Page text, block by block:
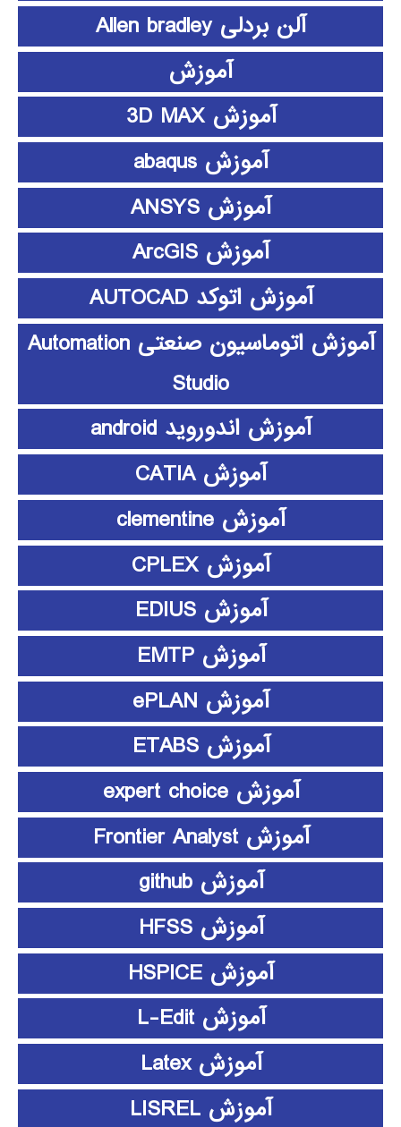
آلن بردلی Allen bradley
آموزش
آموزش 3D MAX
آموزش abaqus
آموزش ANSYS
آموزش ArcGIS
آموزش اتوکد AUTOCAD
آموزش اتوماسیون صنعتی Automation
Studio
آموزش اندوروید android
آموزش CATIA
آموزش clementine
آموزش CPLEX
آموزش EDIUS
آموزش EMTP
آموزش ePLAN
آموزش ETABS
آموزش expert choice
آموزش Frontier Analyst
آموزش github
آموزش HFSS
آموزش HSPICE
آموزش L-Edit
آموزش Latex
آموزش LISREL